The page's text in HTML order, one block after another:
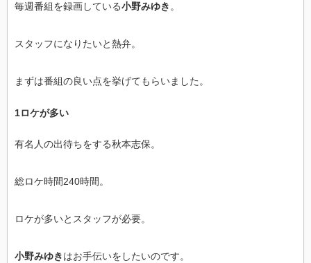
毎週番組を録画している小野みゆき 。
スタッフになりたいと熱弁。
まずは番組の良い点を挙げてもらいました。
1ロケが多い
有名人の出待ちをする秋本志保。
総ロケ時間240時間。
ロケが多いとスタッフが必要。
小野みゆきはお手伝いをしたいのです。